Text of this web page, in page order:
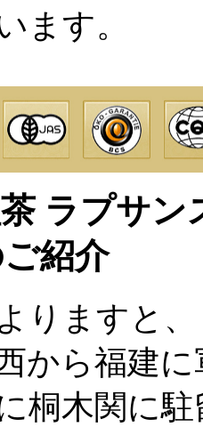
ます。
ラプサン
紹介
りますと、
から福建に
桐木関に駐